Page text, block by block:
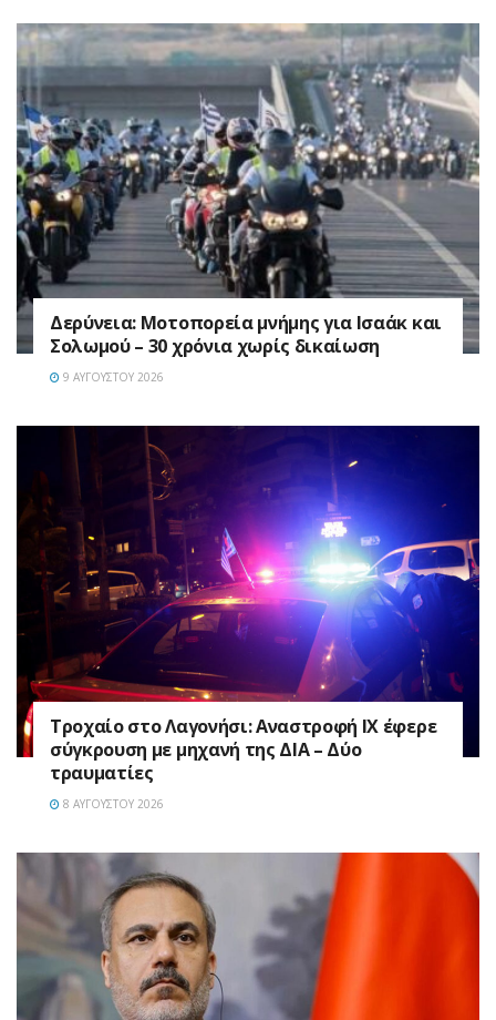
Δερύνεια: Μοτοπορεία μνήμης για Ισαάκ και
Σολωμού – 30 χρόνια χωρίς δικαίωση
9 ΑΥΓΟΎΣΤΟΥ 2026
Τροχαίο στο Λαγονήσι: Αναστροφή ΙΧ έφερε
σύγκρουση με μηχανή της ΔΙΑ – Δύο
τραυματίες
8 ΑΥΓΟΎΣΤΟΥ 2026